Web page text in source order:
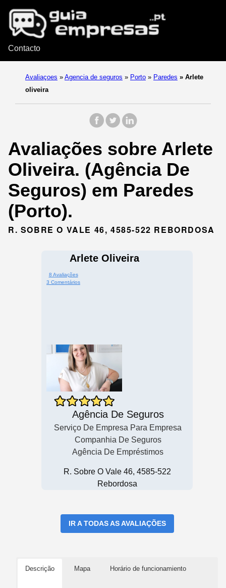
Contacto
Avaliaçoes » Agencia de seguros » Porto » Paredes » Arlete
oliveira
Avaliações sobre Arlete
Oliveira. (Agência De
Seguros) em Paredes
(Porto).
R. SOBRE O VALE 46, 4585-522 REBORDOSA
Arlete Oliveira
8 Avaliações
3 Comentários
Agência De Seguros
Serviço De Empresa Para Empresa
Companhia De Seguros
Agência De Empréstimos
R. Sobre O Vale 46, 4585-522
Rebordosa
IR A TODAS AS AVALIAÇÕES
Descrição Mapa Horário de funcionamiento